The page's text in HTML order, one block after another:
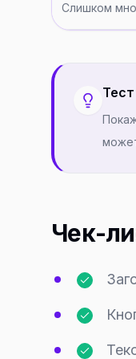
Слишком
Чек-